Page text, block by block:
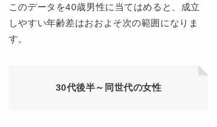
このデータを40歳男性に当てはめると、成立
しやすい年齢差はおおよそ次の範囲になりま
す。
30代後半～同世代の女性